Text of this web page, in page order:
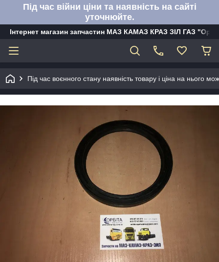
Під час війни ціни та наявність на сайті
уточнюйте.
Інтернет магазин запчастин МАЗ КАМАЗ КРАЗ ЗІЛ ГАЗ
Під час воєнного стану наявність товару і ціна на нього